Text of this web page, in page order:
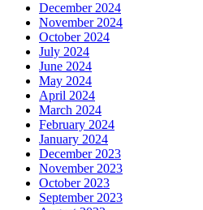
December 2024
November 2024
October 2024
July 2024
June 2024
May 2024
April 2024
March 2024
February 2024
January 2024
December 2023
November 2023
October 2023
September 2023